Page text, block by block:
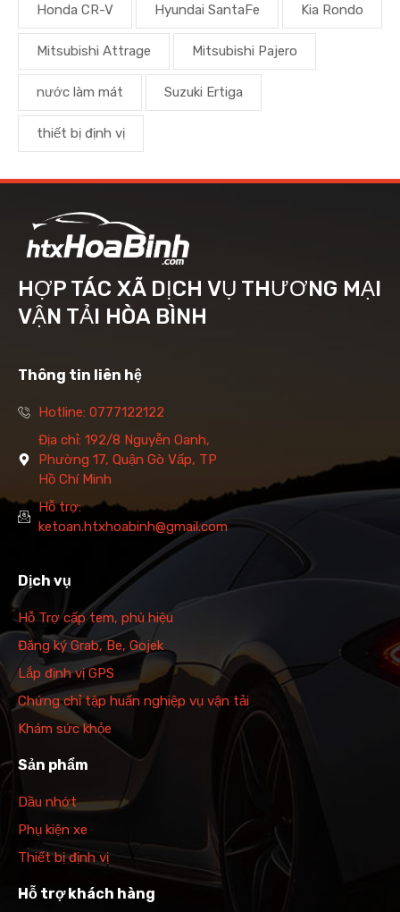
Honda CR-V Hyundai SantaFe Kia Rondo
Mitsubishi Attrage Mitsubishi Pajero
nước làm mát Suzuki Ertiga
thiết bị định vị
HỢP TÁC XÃ DỊCH VỤ THƯƠNG MẠI
VẬN TẢI HÒA BÌNH
Thông tin liên hệ
Hotline: 0777122122
Địa chỉ: 192/8 Nguyễn Oanh,
Phường 17, Quận Gò Vấp, TP
Hồ Chí Minh
Hỗ trợ:
ketoan.htxhoabinh@gmail.com
Dịch vụ
Hỗ Trợ cấp tem, phù hiệu
Đăng ký Grab, Be, Gojek
Lắp định vị GPS
Chứng chỉ tập huấn nghiệp vụ vận tải
Khám sức khỏe
Sản phẩm
Dầu nhớt
Phụ kiện xe
Thiết bị định vị
Hỗ trợ khách hàng